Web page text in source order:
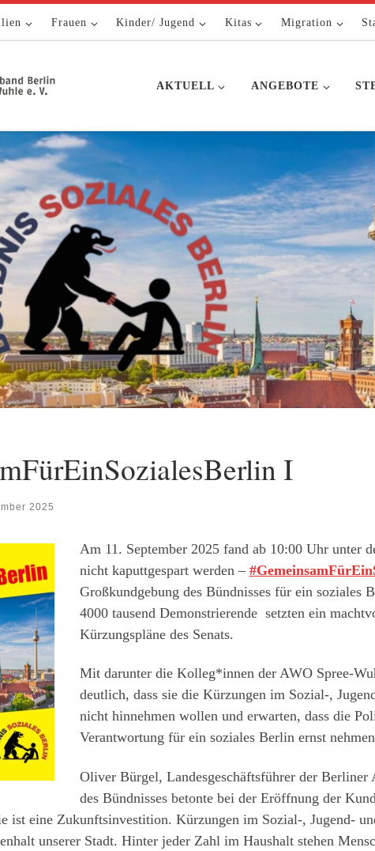
Frauen Kinder/ Jugend Kitas Migration
AKTUELL ANGEBOTE
I
2025
Am 11. September 2025 fand ab 10:00 Uhr unter
nicht kaputtgespart werden –
Großkundgebung des Bündnisses für ein soziales
4000 tausend Demonstrierende setzten ein
Kürzungspläne des Senats.
Mit darunter die Kolleg*innen der AWO Spree-
deutlich, dass sie die Kürzungen im Sozial-,
nicht hinnehmen wollen und erwarten, dass die
Verantwortung für ein soziales Berlin ernst
Oliver Bürgel, Landesgeschäftsführer der
des Bündnisses betonte bei der Eröffnung der
ist eine Zukunftsinvestition. Kürzungen im Sozial-, Jugend-
unserer Stadt. Hinter jeder Zahl im Haushalt stehen